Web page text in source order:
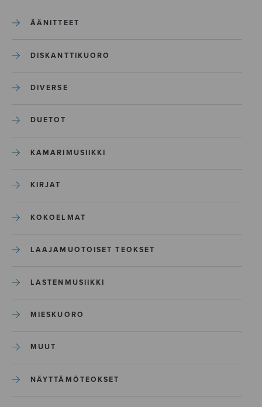
ÄÄNITTEET
DISKANTTIKUORO
DIVERSE
DUETOT
KAMARIMUSIIKKI
KIRJAT
KOKOELMAT
LAAJAMUOTOISET TEOKSET
LASTENMUSIIKKI
MIESKUORO
MUUT
NÄYTTÄMÖTEOKSET